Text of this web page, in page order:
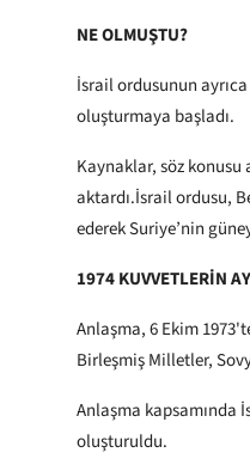
NE OLMUŞTU?
İsrail ordusunun
oluşturmaya başladı.
Kaynaklar, söz
aktardı.İsrail ordusu,
ederek Suriye’nin
1974 KUVVETLERİN
Anlaşma, 6 Ekim
Birleşmiş Milletler,
Anlaşma kapsamında
oluşturuldu.